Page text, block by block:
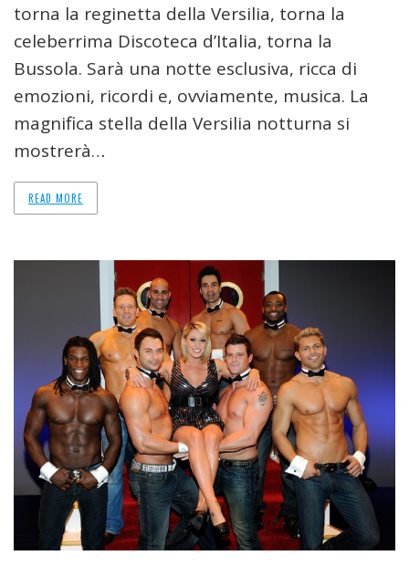
torna la reginetta della Versilia, torna la
celeberrima Discoteca d’Italia, torna la
Bussola. Sarà una notte esclusiva, ricca di
emozioni, ricordi e, ovviamente, musica. La
magnifica stella della Versilia notturna si
mostrerà…
READ MORE